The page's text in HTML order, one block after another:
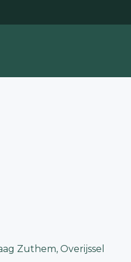
Zuthem, Overijssel